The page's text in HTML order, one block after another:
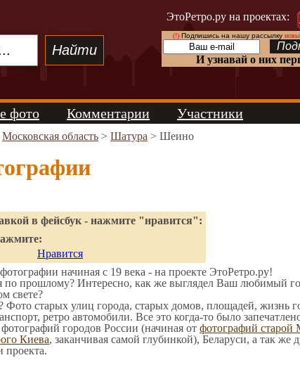
ЭтоРетро.ру на проектах:
(!)Подпишись на нашу рассылку
И узнавай о них
фото Комментарии Участники
Московская область > Шатура > Шеино
в фейсбук - нажмите "нравится":
Нравится
начиная с 19 века - на проекте ЭтоРетро.ру!
по прошлому? Интересно, как же выглядел Ваш любимый
свете?
Фото старых улиц города, старых домов, площадей, жизнь
ретро автомобили. Все это когда-то было
городов России (начиная от фотографий старой
Киева, заканчивая самой глубинкой), Беларуси, а так же
проекта.